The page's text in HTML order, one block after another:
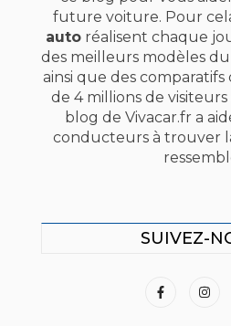
future voiture. Pour
autoréalisent chaque
des meilleurs modèles
ainsi que des comparatifs
de 4 millions de
blog de Vivacar.fr a
conducteurs à trouver
SUIVEZ-